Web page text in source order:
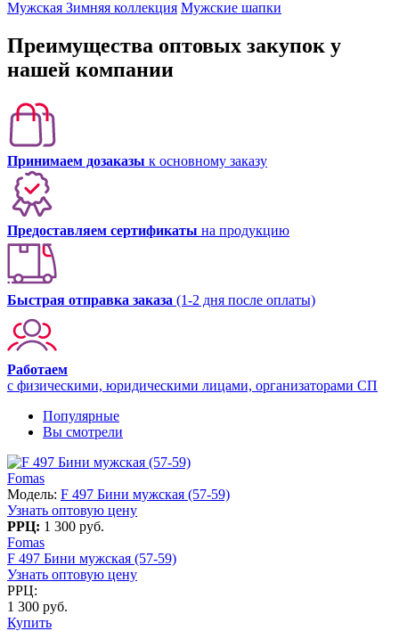
Мужская Зимняя коллекция Мужские шапки
Преимущества оптовых закупок у
нашей компании
Принимаем дозаказы к основному заказу
Предоставляем сертификаты на продукцию
Быстрая отправка заказа (1-2 дня после оплаты)
Работаем
с физическими, юридическими лицами, организаторами СП
Популярные
Вы смотрели
Fomas
Модель: F 497 Бини мужская (57-59)
Узнать оптовую цену
РРЦ: 1 300 руб.
Fomas
F 497 Бини мужская (57-59)
Узнать оптовую цену
РРЦ:
1 300 руб.
Купить